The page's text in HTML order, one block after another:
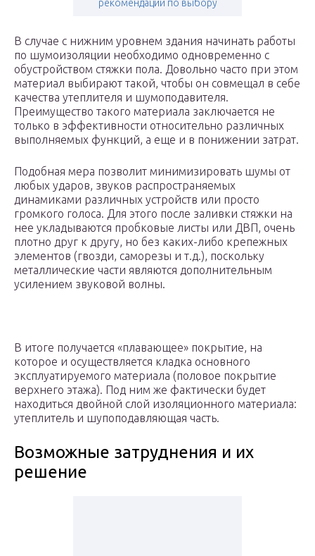
рекомендации по выбору
В случае с нижним уровнем здания начинать работы
по шумоизоляции необходимо одновременно с
обустройством стяжки пола. Довольно часто при этом
материал выбирают такой, чтобы он совмещал в себе
качества утеплителя и шумоподавителя.
Преимущество такого материала заключается не
только в эффективности относительно различных
выполняемых функций, а еще и в понижении затрат.
Подобная мера позволит минимизировать шумы от
любых ударов, звуков распространяемых
динамиками различных устройств или просто
громкого голоса. Для этого после заливки стяжки на
нее укладываются пробковые листы или ДВП, очень
плотно друг к другу, но без каких-либо крепежных
элементов (гвозди, саморезы и т.д.), поскольку
металлические части являются дополнительным
усилением звуковой волны.
В итоге получается «плавающее» покрытие, на
которое и осуществляется кладка основного
эксплуатируемого материала (половое покрытие
верхнего этажа). Под ним же фактически будет
находиться двойной слой изоляционного материала:
утеплитель и шупоподавляющая часть.
Возможные затруднения и их
решение